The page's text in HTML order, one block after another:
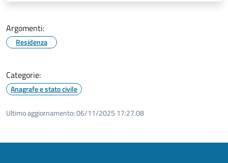
Argomenti:
Residenza
Categorie:
Anagrafe e stato civile
Ultimo aggiornamento:06/11/2025 17:27.08